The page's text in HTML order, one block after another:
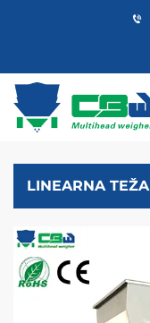
LINEARNA TEŽA